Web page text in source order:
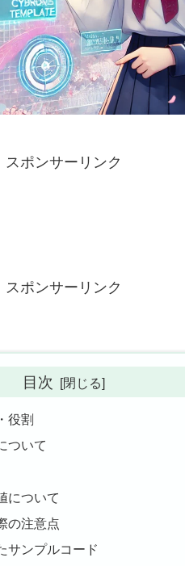
スポンサーリンク
スポンサーリンク
目次
役割
ついて
について
の注意点
サンプルコード